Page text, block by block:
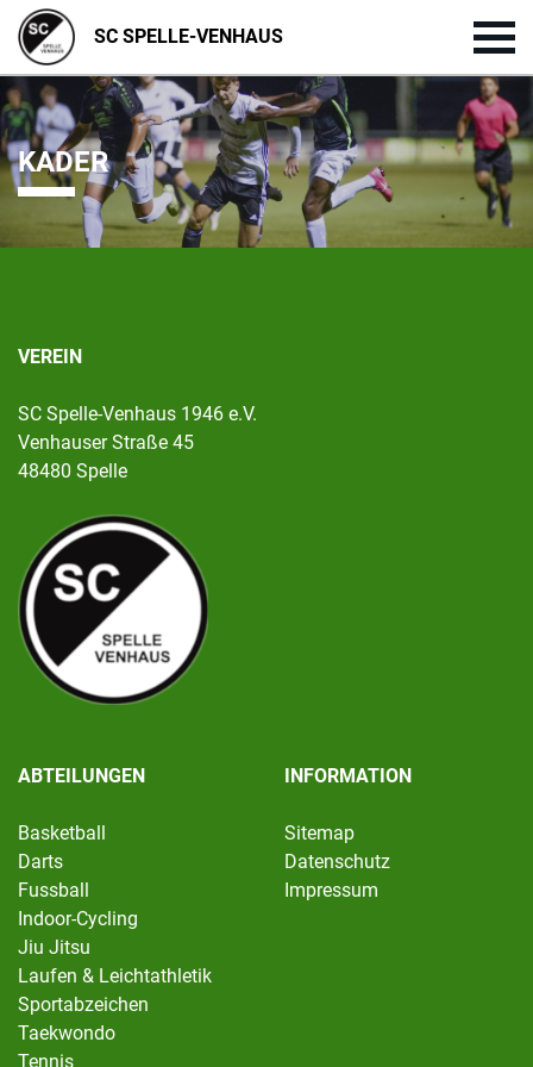
SC SPELLE-VENHAUS
KADER
VEREIN
SC Spelle-Venhaus 1946 e.V.
Venhauser Straße 45
48480 Spelle
ABTEILUNGEN
Basketball
Darts
Fussball
Indoor-Cycling
Jiu Jitsu
Laufen & Leichtathletik
Sportabzeichen
Taekwondo
Tennis
INFORMATION
Sitemap
Datenschutz
Impressum